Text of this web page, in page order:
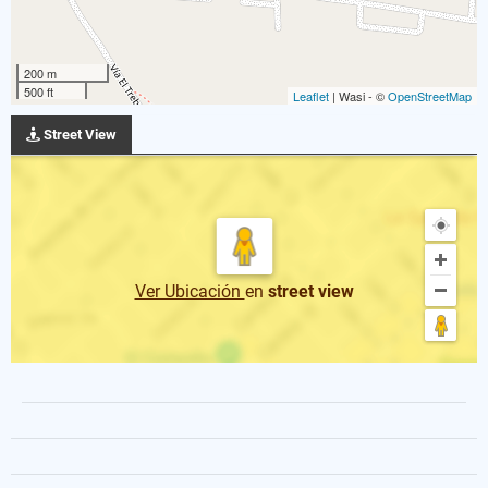
200 m
500 ft
Leaflet | Wasi - ©OpenStreetMap
Street View
Ver Ubicación en street view